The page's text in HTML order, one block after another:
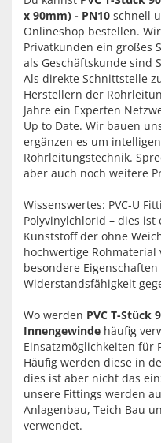
x 90mm) - PN10 schnell
Onlineshop bestellen.
Privatkunden ein großes
als Geschäftskunde sind
Als direkte Schnittstelle
Herstellern der
Jahre ein Experten
Up to Date. Wir bauen
ergänzen es um
Rohrleitungstechnik.
aber auch noch weitere
Wissenswertes: PVC-U
Polyvinylchlorid – dies
Kunststoff der ohne
hochwertige
besondere
Widerstandsfähigkeit
Wo werden PVC T-Stück
Innengewinde häufig
Einsatzmöglichkeiten für
Häufig werden diese in
dies ist aber nicht das
unsere Fittings werden
Anlagenbau, Teich Bau
verwendet.